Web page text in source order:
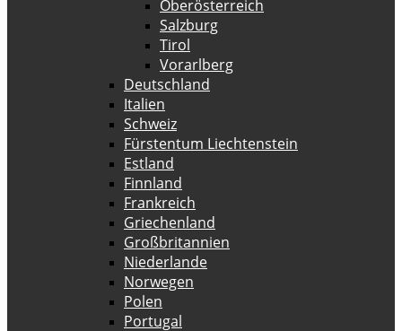
Oberösterreich
Salzburg
Tirol
Vorarlberg
Deutschland
Italien
Schweiz
Fürstentum Liechtenstein
Estland
Finnland
Frankreich
Griechenland
Großbritannien
Niederlande
Norwegen
Polen
Portugal